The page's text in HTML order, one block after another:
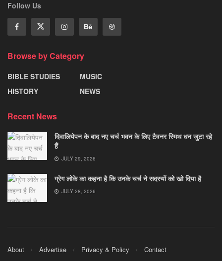
Follow Us
Browse by Category
BIBLE STUDIES
HISTORY
MUSIC
NEWS
Recent News
दिवालियेपन के बाद नए चर्च भवन के लिए टैवनर स्मिथ धन जुटा रहे
हैं
JULY 29, 2026
ग्रेग लोके का कहना है कि उनके चर्च ने सदस्यों को खो दिया है
JULY 28, 2026
About Advertise Privacy & Policy Contact